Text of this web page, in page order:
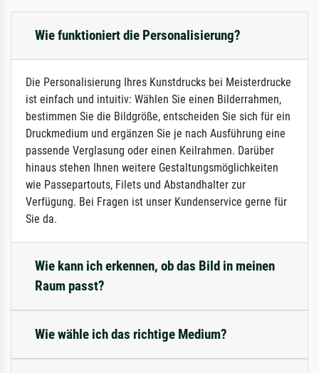
Wie funktioniert die Personalisierung?
Die Personalisierung Ihres Kunstdrucks bei Meisterdrucke
ist einfach und intuitiv: Wählen Sie einen Bilderrahmen,
bestimmen Sie die Bildgröße, entscheiden Sie sich für ein
Druckmedium und ergänzen Sie je nach Ausführung eine
passende Verglasung oder einen Keilrahmen. Darüber
hinaus stehen Ihnen weitere Gestaltungsmöglichkeiten
wie Passepartouts, Filets und Abstandhalter zur
Verfügung. Bei Fragen ist unser Kundenservice gerne für
Sie da.
Wie kann ich erkennen, ob das Bild in meinen
Raum passt?
Wie wähle ich das richtige Medium?